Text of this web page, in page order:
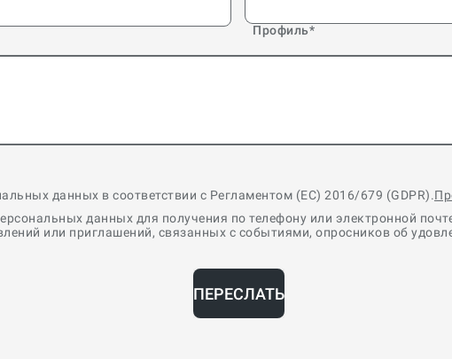
Профиль*
данных в соответствии с Регламентом (ЕС) 2016/679 (GDPR).
данных для получения по телефону или электронной
или приглашений, связанных с событиями, опросников об
ПЕРЕСЛАТЬ